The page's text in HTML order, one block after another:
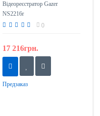
Відеореєстратор Gazer
NS2216r
0
17 216грн.
Предзаказ